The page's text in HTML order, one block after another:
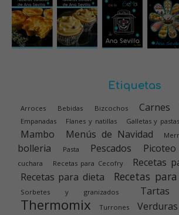
Etiquetas
Arroces Bebidas Bizcochos Carnes
Empanadas Flanes y natillas Galletas y pastas
Mambo Menús de Navidad
bolleria
Pasta Pescados Picoteo
cuchara
Recetas para Cecofry
Recetas
Recetas para dieta
Recetas
Sorbetes y granizados
Tartas
Thermomix Turrones Verduras